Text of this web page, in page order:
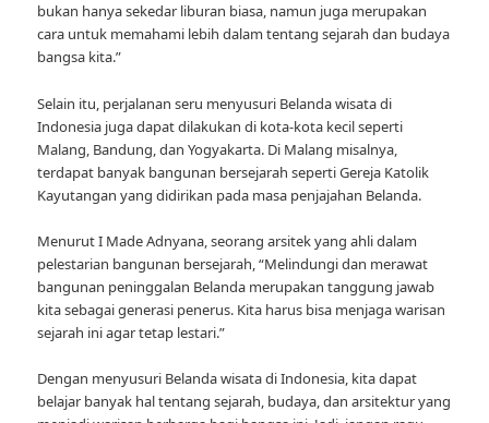
bukan hanya sekedar liburan biasa, namun juga merupakan
cara untuk memahami lebih dalam tentang sejarah dan budaya
bangsa kita.”
Selain itu, perjalanan seru menyusuri Belanda wisata di
Indonesia juga dapat dilakukan di kota-kota kecil seperti
Malang, Bandung, dan Yogyakarta. Di Malang misalnya,
terdapat banyak bangunan bersejarah seperti Gereja Katolik
Kayutangan yang didirikan pada masa penjajahan Belanda.
Menurut I Made Adnyana, seorang arsitek yang ahli dalam
pelestarian bangunan bersejarah, “Melindungi dan merawat
bangunan peninggalan Belanda merupakan tanggung jawab
kita sebagai generasi penerus. Kita harus bisa menjaga warisan
sejarah ini agar tetap lestari.”
Dengan menyusuri Belanda wisata di Indonesia, kita dapat
belajar banyak hal tentang sejarah, budaya, dan arsitektur yang